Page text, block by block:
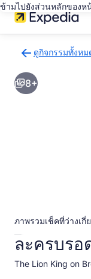
ข้ามไปยังส่วนหลักของห
ดูกิจกรรมทั้งหม
ไป
ยัง
หน้า
8+
ภาพรวมเช็คที่ว่างเกี่
ละครบรอ
The Lion King on